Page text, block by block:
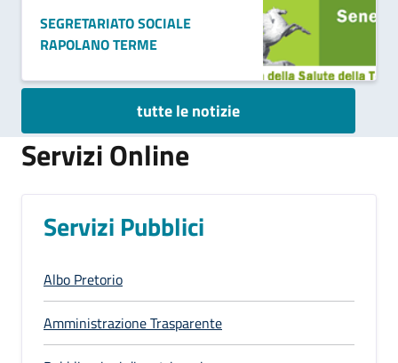
SEGRETARIATO SOCIALE
RAPOLANO TERME
tutte le notizie
Servizi Online
Servizi Pubblici
Albo Pretorio
Amministrazione Trasparente